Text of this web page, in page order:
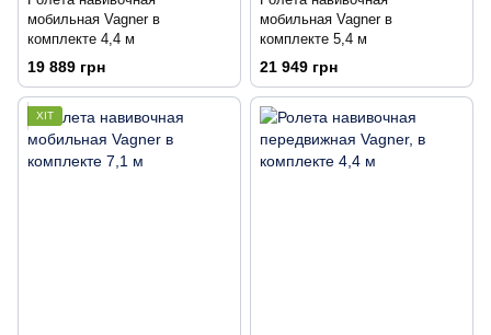
мобильная Vagner в
комплекте 4,4 м
19 889 грн
мобильная Vagner в
комплекте 5,4 м
21 949 грн
ХІТ